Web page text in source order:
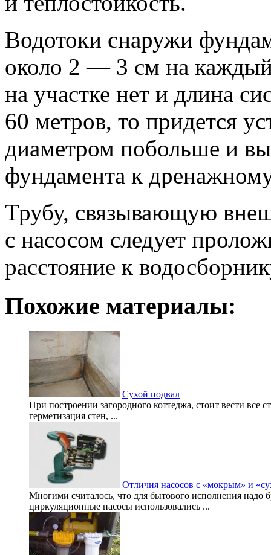
Водотоки снаружи
около 2 — 3 см на
на участке нет и длина
60 метров, то придется
диаметром побольше и
фундамента к
Трубу, связывающую
с насосом следует
расстояние к
Похожие материалы:
Сухой подвал
При построении загородного коттеджа, стоит вести
герметизация стен, ...
Отличия насосов с «мокрым» и
Многими считалось, что для бытового исполнения
циркуляционные насосы использовались ...